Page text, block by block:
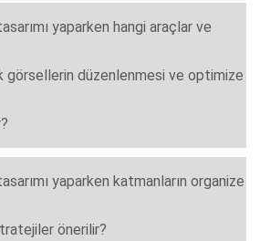
yaparken hangi araçlar ve
görsellerin düzenlenmesi ve optimize
yaparken katmanların organize
önerilir?